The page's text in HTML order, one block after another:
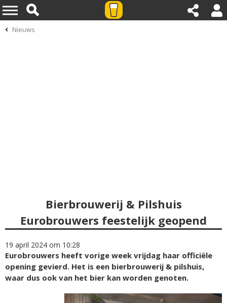
Nieuws
Bierbrouwerij & Pilshuis
Eurobrouwers feestelijk geopend
19 april 2024 om 10:28
Eurobrouwers heeft vorige week vrijdag haar officiële
opening gevierd. Het is een bierbrouwerij & pilshuis,
waar dus ook van het bier kan worden genoten.